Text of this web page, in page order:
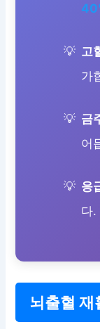
고
가
금
어
응
다.
뇌출혈 재